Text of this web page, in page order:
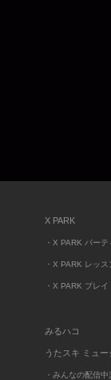
X PARK
・X PARK パーテ
・X PARK レッス
・X PARK プレイ
みるハコ
うたスキ ミュー
・みんなの配信中